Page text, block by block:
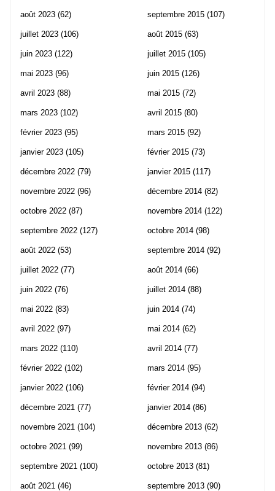
août 2023 (62)
juillet 2023 (106)
juin 2023 (122)
mai 2023 (96)
avril 2023 (88)
mars 2023 (102)
février 2023 (95)
janvier 2023 (105)
décembre 2022 (79)
novembre 2022 (96)
octobre 2022 (87)
septembre 2022 (127)
août 2022 (53)
juillet 2022 (77)
juin 2022 (76)
mai 2022 (83)
avril 2022 (97)
mars 2022 (110)
février 2022 (102)
janvier 2022 (106)
décembre 2021 (77)
novembre 2021 (104)
octobre 2021 (99)
septembre 2021 (100)
août 2021 (46)
septembre 2015 (107)
août 2015 (63)
juillet 2015 (105)
juin 2015 (126)
mai 2015 (72)
avril 2015 (80)
mars 2015 (92)
février 2015 (73)
janvier 2015 (117)
décembre 2014 (82)
novembre 2014 (122)
octobre 2014 (98)
septembre 2014 (92)
août 2014 (66)
juillet 2014 (88)
juin 2014 (74)
mai 2014 (62)
avril 2014 (77)
mars 2014 (95)
février 2014 (94)
janvier 2014 (86)
décembre 2013 (62)
novembre 2013 (86)
octobre 2013 (81)
septembre 2013 (90)